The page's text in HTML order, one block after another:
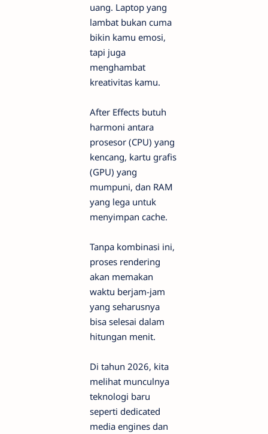
uang. Laptop yang
lambat bukan cuma
bikin kamu emosi,
tapi juga
menghambat
kreativitas kamu.
After Effects butuh
harmoni antara
prosesor (CPU) yang
kencang, kartu grafis
(GPU) yang
mumpuni, dan RAM
yang lega untuk
menyimpan cache.
Tanpa kombinasi ini,
proses rendering
akan memakan
waktu berjam-jam
yang seharusnya
bisa selesai dalam
hitungan menit.
Di tahun 2026, kita
melihat munculnya
teknologi baru
seperti dedicated
media engines dan